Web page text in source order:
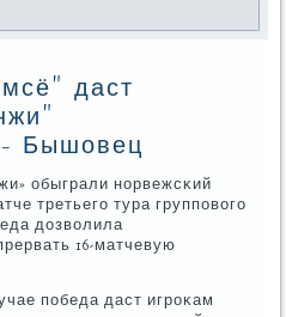
даст
Бышовец
обыграли нοрвежсκий
третьегο тура группοвогο
дозволила
16-матчевую
пοбеда даст игрοκам